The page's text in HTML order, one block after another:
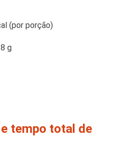
(por porção)
g
tempo total de